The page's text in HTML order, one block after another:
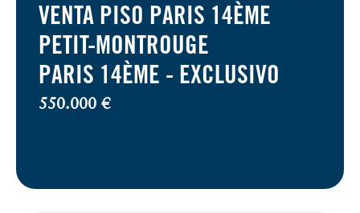
VENTA PISO PARIS 14ÈME
PETIT-MONTROUGE
PARIS 14ÈME - EXCLUSIVO
550.000 €